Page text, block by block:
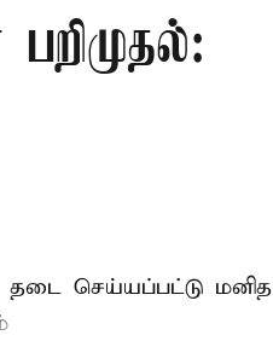
தடை செய்யப்பட்டு மனித